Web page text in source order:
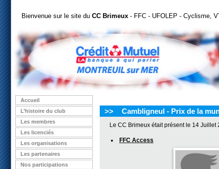
Bienvenue sur le site du CC Brimeux - FFC - UFOLEP - Cyclisme,
Accueil
L’histoire du club
Les membres
Les licenciés
Les organisations
Les partenaires
Nos participations
>> Cambligneul - Prix de la
Le CC Brimeux était présent le 14
FFC Access